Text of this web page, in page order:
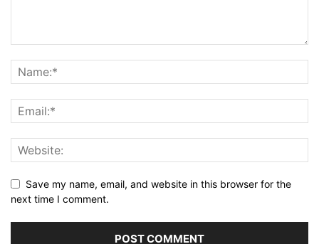
Save my name, email, and website in this browser for the
next time I comment.